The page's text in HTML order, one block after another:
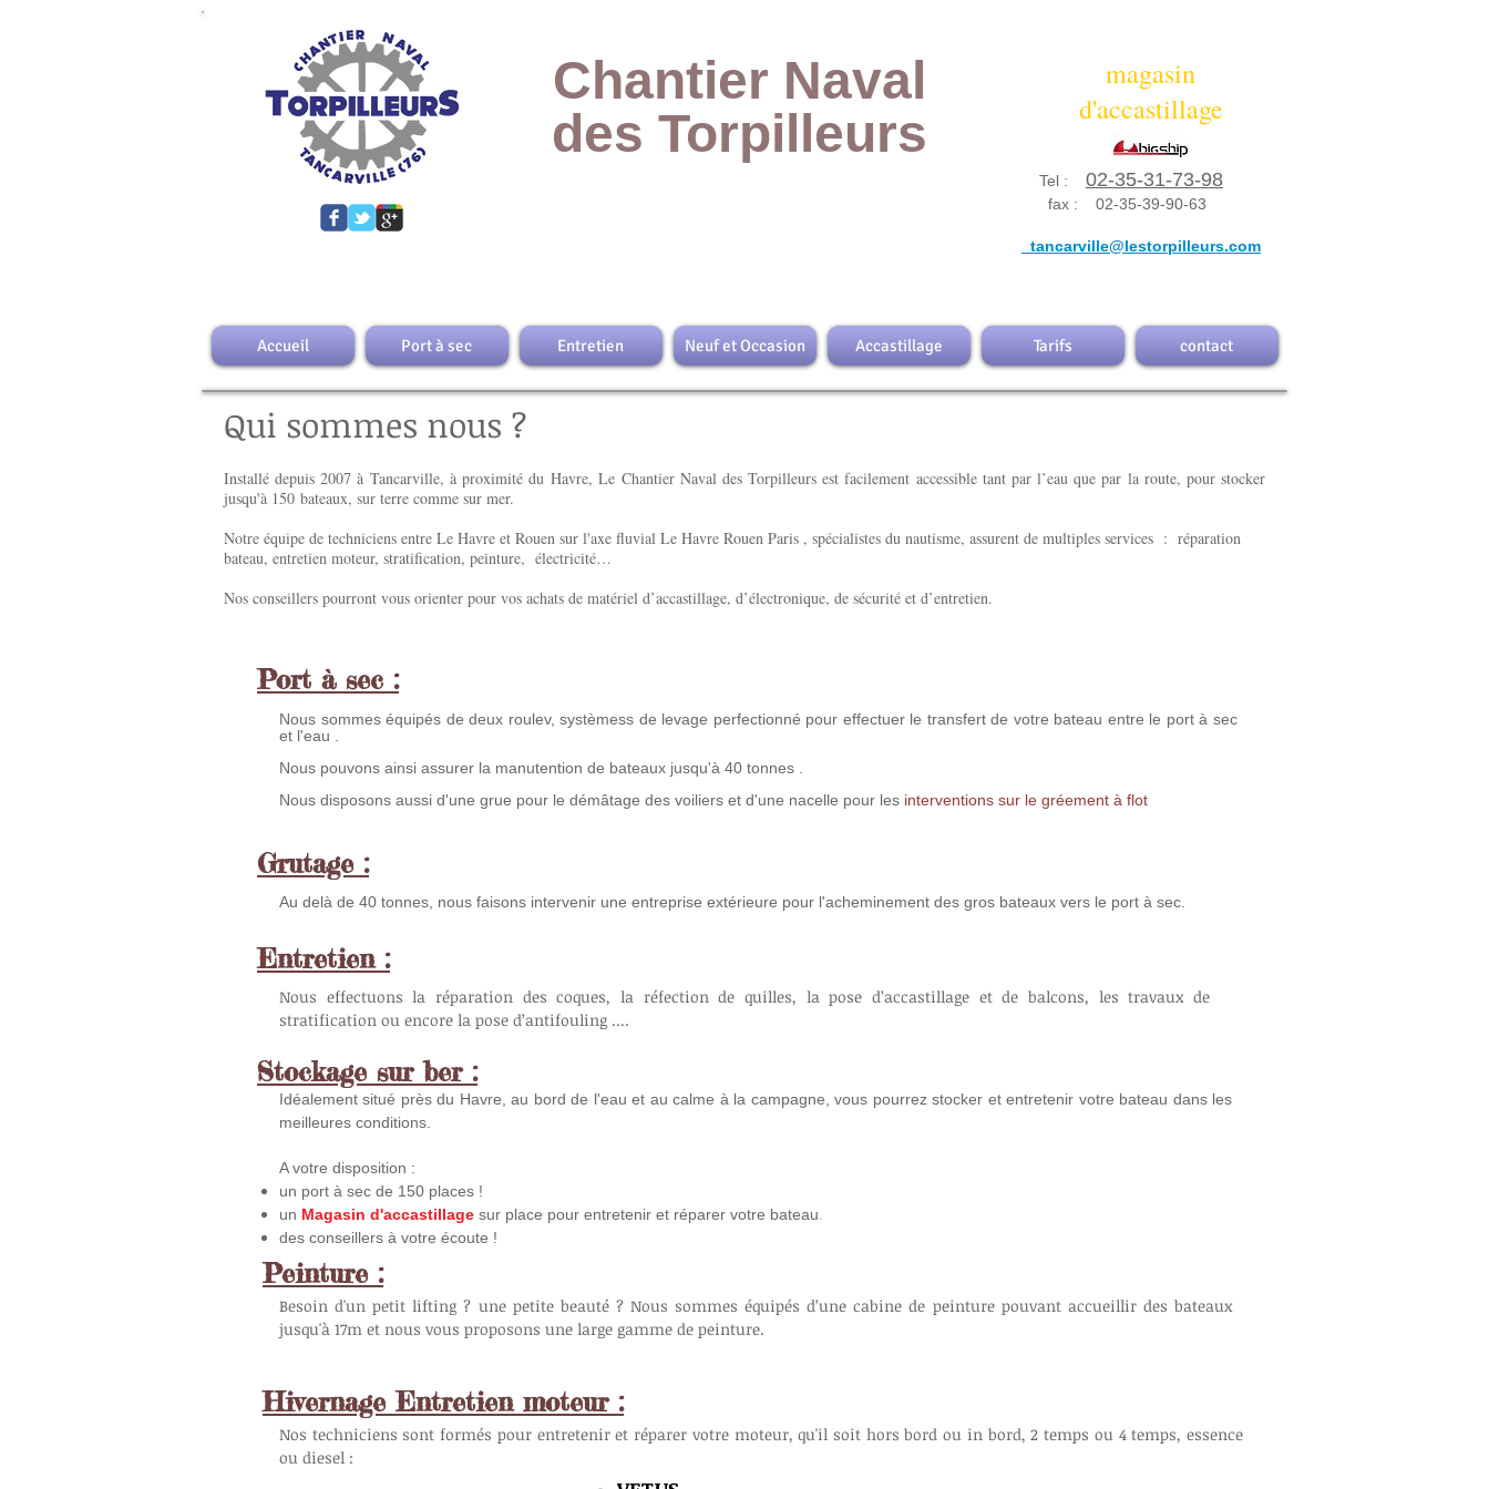
Chantier Naval
des Torpilleurs
magasin
d'accastillage
magasin
d'accastillage
Tel : 02-35-31-73-98
fax : 02-35-39-90-63
tancarville@lestorpilleurs.com
Accueil Port à sec Entretien Neuf et Occasion Accastillage Tarifs contact
Qui sommes nous ?
Installé depuis 2007 à Tancarville, à proximité du Havre, Le Chantier Naval des Torpilleurs est facilement accessible tant par l’eau que par la route, pourstocker
jusqu'à 150 bateaux, sur terre comme sur mer.
Notre équipe de techniciens entre Le Havre et Rouen sur l'axe fluvial Le Havre Rouen Paris , spécialistes du nautisme, assurent de multiples services : réparation
bateau, entretien moteur, stratification, peinture, électricité…
Nos conseillers pourront vous orienter pour vos achats de matériel d’accastillage, d’électronique, de sécurité et d’entretien.
Nous sommes équipés de deux roulev, systèmess de levage perfectionné pour effectuer le transfert de votre bateau entre le port à sec
et l'eau .
Nous pouvons ainsi assurer la manutention de bateaux jusqu'à 40 tonnes .
Nous disposons aussi d'une grue pour le démâtage des voiliers et d'une nacelle pour les interventions sur le gréement à flot
Port à sec :
Au delà de 40 tonnes, nous faisons intervenir une entreprise extérieure pour l'acheminement des gros bateaux vers le port à sec.
Grutage :
Nous effectuons la réparation des coques, la réfection de quilles, la pose d’accastillage et de balcons, les travaux de
stratification ou encore la pose d’antifouling ....
Entretien :
Idéalement situé près du Havre, au bord de l'eau et au calme à la campagne, vous pourrez stocker et entretenir votre bateau dans les
meilleures conditions.
A votre disposition :
un port à sec de 150 places !
un Magasin d'accastillage sur place pour entretenir et réparer votre bateau.
des conseillers à votre écoute !
Stockage sur ber :
Besoin d'un petit lifting ? une petite beauté ? Nous sommes équipés d’une cabine de peinture pouvant accueillir des bateaux
jusqu'à 17m et nous vous proposons une large gamme de peinture.
Nos techniciens sont formés pour entretenir et réparer votre moteur, qu'il soit hors bord ou in bord, 2 temps ou 4 temps, essence
ou diesel :
Peinture :
Hivernage Entretien moteur :